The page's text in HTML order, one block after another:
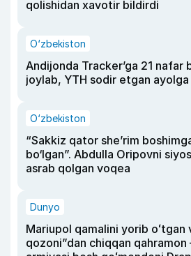
qolishidan xavotir bildirdi
O‘zbekiston
Andijonda Tracker’ga 21 nafar
joylab, YTH sodir etgan ayolga
O‘zbekiston
“Sakkiz qator she’rim
bo‘lgan”. Abdulla Oripovni
asrab qolgan voqea
Dunyo
Mariupol qamalini yorib oʻtgan
qozoni”dan chiqqan